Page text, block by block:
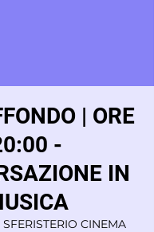
| ORE
-
IN
SFERISTERIO CINEMA